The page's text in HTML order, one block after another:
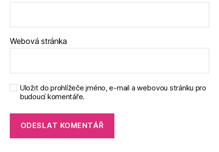
Webová stránka
Uložit do prohlížeče jméno, e-mail a webovou stránku pro
budoucí komentáře.